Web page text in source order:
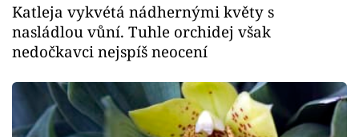
Katleja vykvétá nádhernými květy s
nasládlou vůní. Tuhle orchidej však
nedočkavci nejspíš neocení